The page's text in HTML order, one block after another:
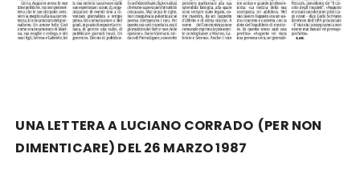
UNA LETTERA A LUCIANO CORRADO (PER NON
DIMENTICARE) DEL 26 MARZO 1987